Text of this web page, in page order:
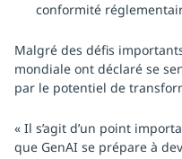
conformité
Malgré des défis
mondiale ont déclaré se
par le potentiel de
« Il s’agit d’un point
que GenAI se prépare à